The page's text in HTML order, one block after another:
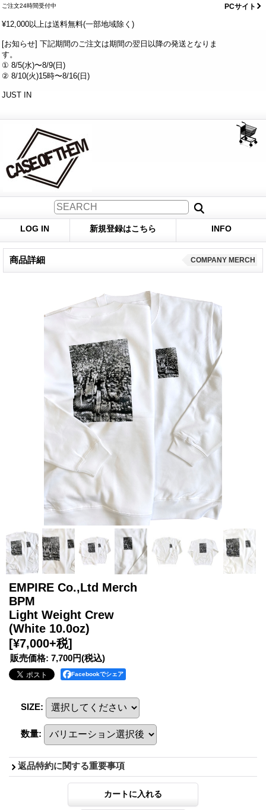
ご注文24時間受付中
¥12,000以上は送料無料(一部地域除く)
[お知らせ] 下記期間のご注文は期間の翌日以降の発送となりま
す。
① 8/5(水)〜8/9(日)
② 8/10(火)15時〜8/16(日)
JUST IN
PCサイト
LOG IN 新規登録はこちら INFO
商品詳細 COMPANY MERCH
EMPIRE Co.,Ltd Merch
BPM
Light Weight Crew
(White 10.0oz)
[¥7,000+税]
販売価格: 7,700円(税込)
Facebookでシェア
SIZE:
数量:
返品特約に関する重要事項